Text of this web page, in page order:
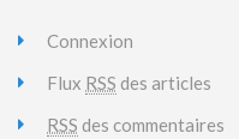
Connexion
Flux RSS des articles
RSS des commentaires